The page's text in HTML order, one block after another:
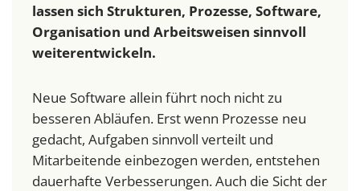
lassen sich Strukturen, Prozesse, Software,
Organisation und Arbeitsweisen sinnvoll
weiterentwickeln.
Neue Software allein führt noch nicht zu
besseren Abläufen. Erst wenn Prozesse neu
gedacht, Aufgaben sinnvoll verteilt und
Mitarbeitende einbezogen werden, entstehen
dauerhafte Verbesserungen. Auch die Sicht der